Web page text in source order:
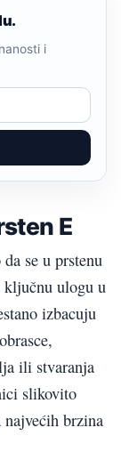
i
E
se u prstenu
ulogu u
izbacuju
ili stvaranja
slikovito
brzina